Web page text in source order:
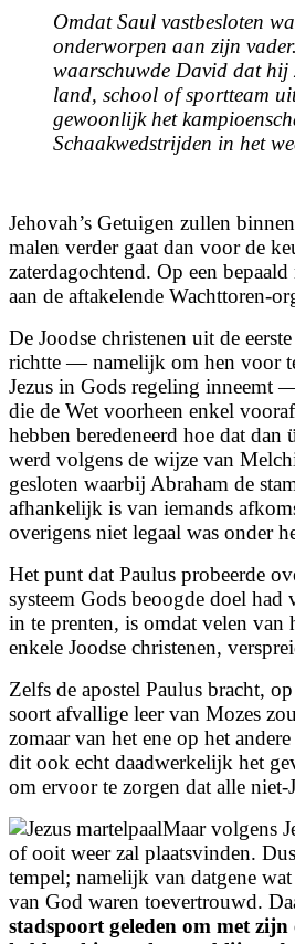
Omdat Saul vastbesloten
onderworpen aan zijn
waarschuwde David dat hij
land, school of sportteam
gewoonlijk het
Schaakwedstrijden in het
Jehovah’s Getuigen zullen
malen verder gaat dan voor de
zaterdagochtend. Op een
aan de aftakelende Wachttoren-
De Joodse christenen uit de
richtte — namelijk om hen voor
Jezus in Gods regeling inneemt
die de Wet voorheen enkel
hebben beredeneerd hoe dat
werd volgens de wijze van
gesloten waarbij Abraham de
afhankelijk is van iemands
overigens niet legaal was onder
Het punt dat Paulus probeerde
systeem Gods beoogde doel
in te prenten, is omdat velen van
enkele Joodse christenen,
Zelfs de apostel Paulus bracht,
soort afvallige leer van Mozes
zomaar van het ene op het
dit ook echt daadwerkelijk het
om ervoor te zorgen dat alle
Maar volgens
of ooit weer zal plaatsvinden.
tempel; namelijk van datgene
van God waren toevertrouwd.
stadspoort geleden om met